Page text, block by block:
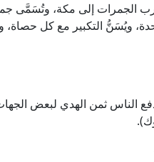
الجمرات إلى مكة، وتُسَمَّى
ويُسَنُّ التكبير مع كل
الناس ثمن الهدي لبعض